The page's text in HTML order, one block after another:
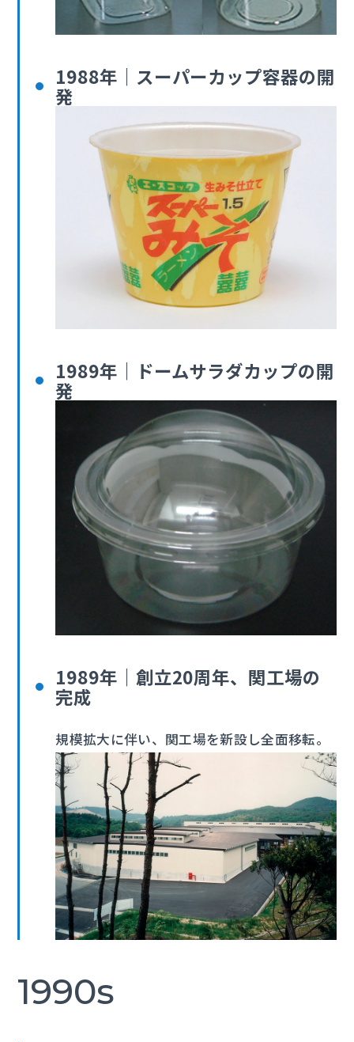
1988年｜スーパーカップ容器の開
発
1989年｜ドームサラダカップの開
発
1989年｜創立20周年、関工場の
完成
規模拡大に伴い、関工場を新設し全面移転。
1990s